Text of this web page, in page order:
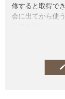
修すると取得で
会に出てから使
edit